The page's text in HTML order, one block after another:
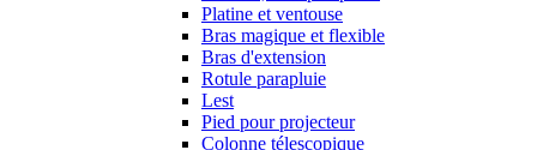
Platine et ventouse
Bras magique et flexible
Bras d'extension
Rotule parapluie
Lest
Pied pour projecteur
Colonne télescopique